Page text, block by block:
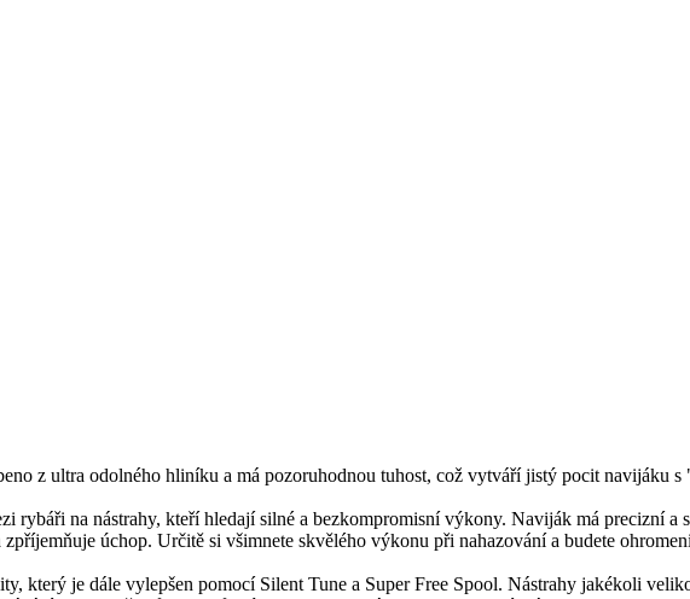
z ultra odolného hliníku a má pozoruhodnou tuhost, což vytváří jistý pocit navijáku
rybáři na nástrahy, kteří hledají silné a bezkompromisní výkony. Naviják má precizní a
úchop. Určitě si všimnete skvělého výkonu při nahazování a budete
je dále vylepšen pomocí Silent Tune a Super Free Spool. Nástrahy jakékoli